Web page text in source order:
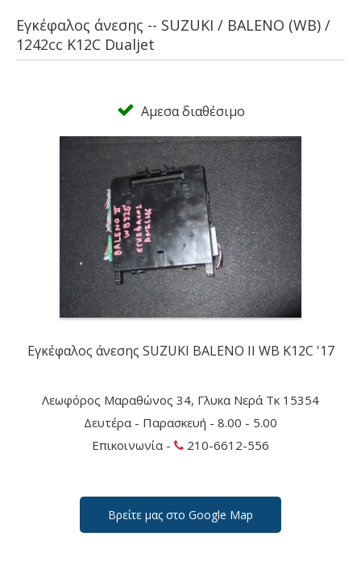
Εγκέφαλος άνεσης -- SUZUKI / BALENO (WB) /
1242cc K12C Dualjet
Αμεσα διαθέσιμο
Εγκέφαλος άνεσης SUZUKI BALENO II WB K12C '17
Λεωφόρος Μαραθώνος 34, Γλυκα Νερά Τκ 15354
Δευτέρα - Παρασκευή - 8.00 - 5.00
Επικοινωνία -
210-6612-556
Βρείτε μας στο Google Map